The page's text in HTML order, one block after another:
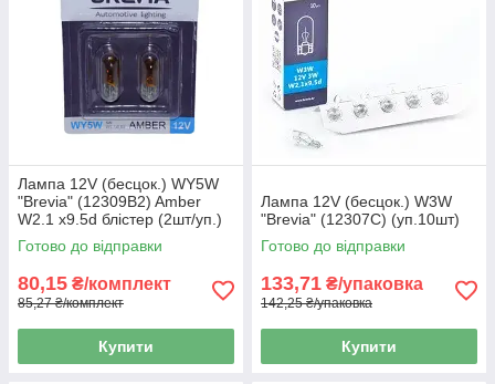
Лампа 12V (бесцок.) WY5W
"Brevia" (12309В2) Amber
W2.1 x9.5d блістер (2шт/уп.)
Готово до відправки
80,15 ₴/комплект
85,27 ₴/комплект
Купити
Лампа 12V (бесцок.) W3W
"Brevia" (12307C) (уп.10шт)
Готово до відправки
133,71 ₴/упаковка
142,25 ₴/упаковка
Купити